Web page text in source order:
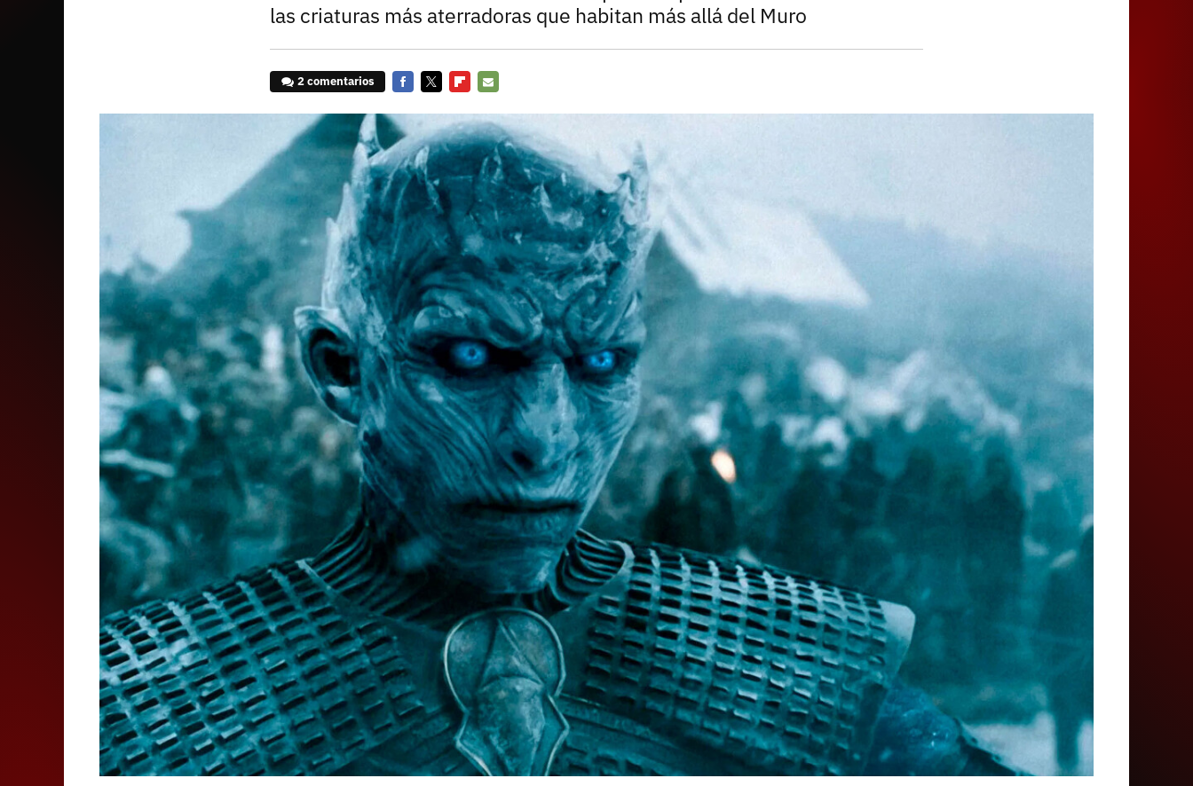
las criaturas más aterradoras que habitan más allá del Muro
2 comentarios
mail